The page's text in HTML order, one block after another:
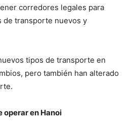
corredores legales para
de transporte nuevos y
tipos de transporte en
pero también han alterado
operar en Hanoi